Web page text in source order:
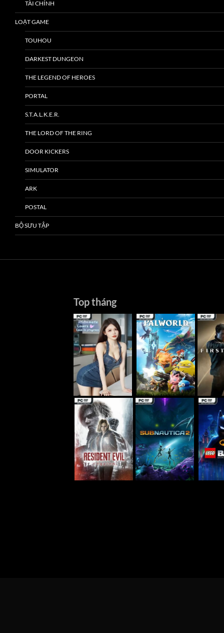
TÀI CHÍNH
LOẠT GAME
TOUHOU
DARKEST DUNGEON
THE LEGEND OF HEROES
PORTAL
S.T.A.L.K.E.R.
THE LORD OF THE RING
DOOR KICKERS
SIMULATOR
ARK
POSTAL
BỘ SƯU TẬP
Top tháng